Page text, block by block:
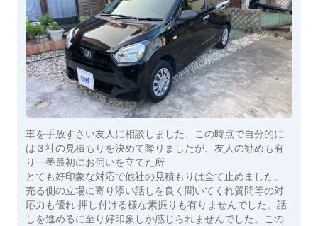
車を手放すさい友人に相談しました、この時点で自分的に
は３社の見積もりを決めて降りましたが、友人の勧めも有
り一番最初にお伺いを立てた所
とても好印象な対応で他社の見積もりは全て止めました。
売る側の立場に寄り添い話しを良く聞いてくれ質問等の対
応力も優れ 押し付ける様な素振りも有りませんでした。話
しを進めるに至り好印象しか感じられませんでした。この